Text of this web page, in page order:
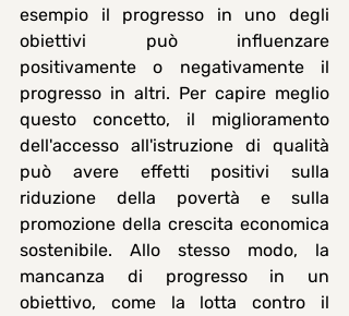
esempio il progresso in uno degli
obiettivi può influenzare
positivamente o negativamente il
progresso in altri. Per capire meglio
questo concetto, il miglioramento
dell'accesso all'istruzione di qualità
può avere effetti positivi sulla
riduzione della povertà e sulla
promozione della crescita economica
sostenibile. Allo stesso modo, la
mancanza di progresso in un
obiettivo, come la lotta contro il